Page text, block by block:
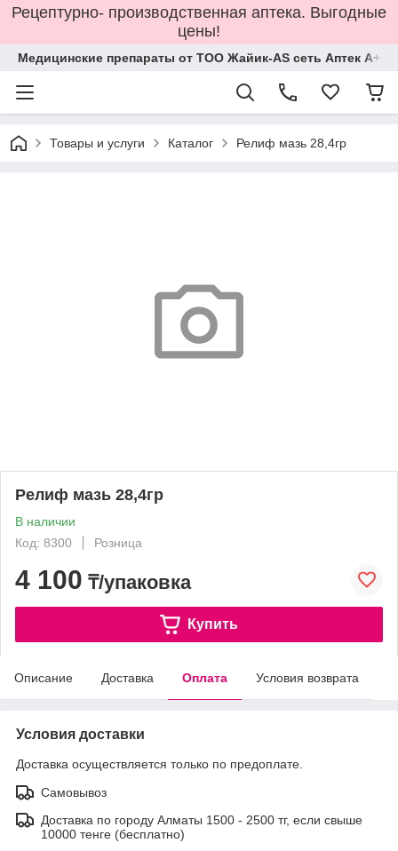
Рецептурно- производственная аптека. Выгодные
цены!
Медицинские препараты от ТОО Жайик-AS сеть Аптек А+
Товары и услуги Каталог Релиф мазь 28,4гр
Релиф мазь 28,4гр
В наличии
Код: 8300
Розница
4 100 ₸/упаковка
Купить
Описание Доставка Оплата Условия возврата
Условия доставки
Доставка осуществляется только по предоплате.
Самовывоз
Доставка по городу Алматы 1500 - 2500 тг, если свыше
10000 тенге (бесплатно)